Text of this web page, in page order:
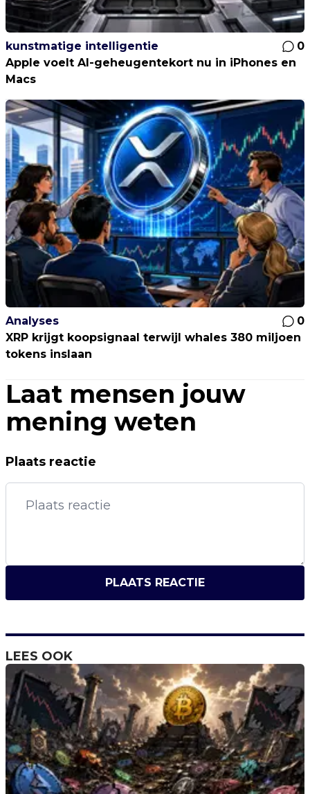
kunstmatige intelligentie
0
Apple voelt AI-geheugentekort nu in iPhones en
Macs
Analyses
0
XRP krijgt koopsignaal terwijl whales 380 miljoen
tokens inslaan
Laat mensen jouw
mening weten
Plaats reactie
PLAATS REACTIE
LEES OOK